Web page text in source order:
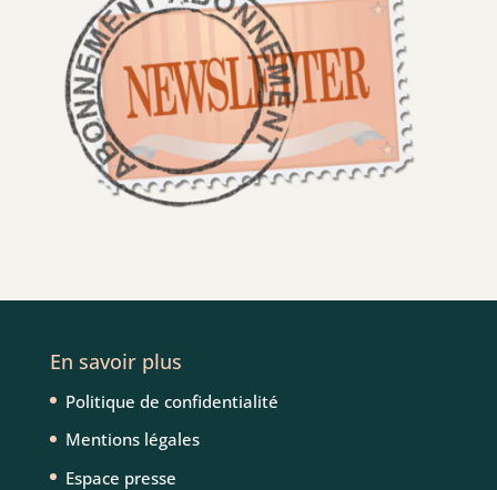
En savoir plus
Politique de confidentialité
Mentions légales
Espace presse